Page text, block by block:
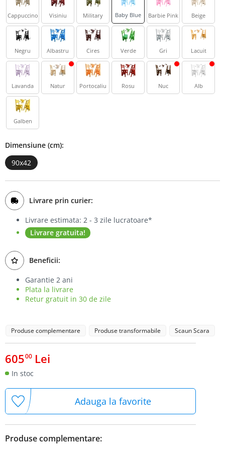
Cappuccino Visiniu Military Baby Blue Barbie Pink Beige
Negru Albastru Cires Verde Gri Lacuit
Lavanda Natur Portocaliu Rosu Nuc Alb
Galben
Dimensiune (cm):
90x42
Livrare prin curier:
Livrare estimata: 2 - 3 zile lucratoare*
Livrare gratuita!
Beneficii:
Garantie 2 ani
Plata la livrare
Retur gratuit in 30 de zile
Produse complementare Produse transformabile Scaun Scara
60500 Lei
In stoc
Adauga la favorite
Produse complementare:
Bufet
Biblioteca
Comode